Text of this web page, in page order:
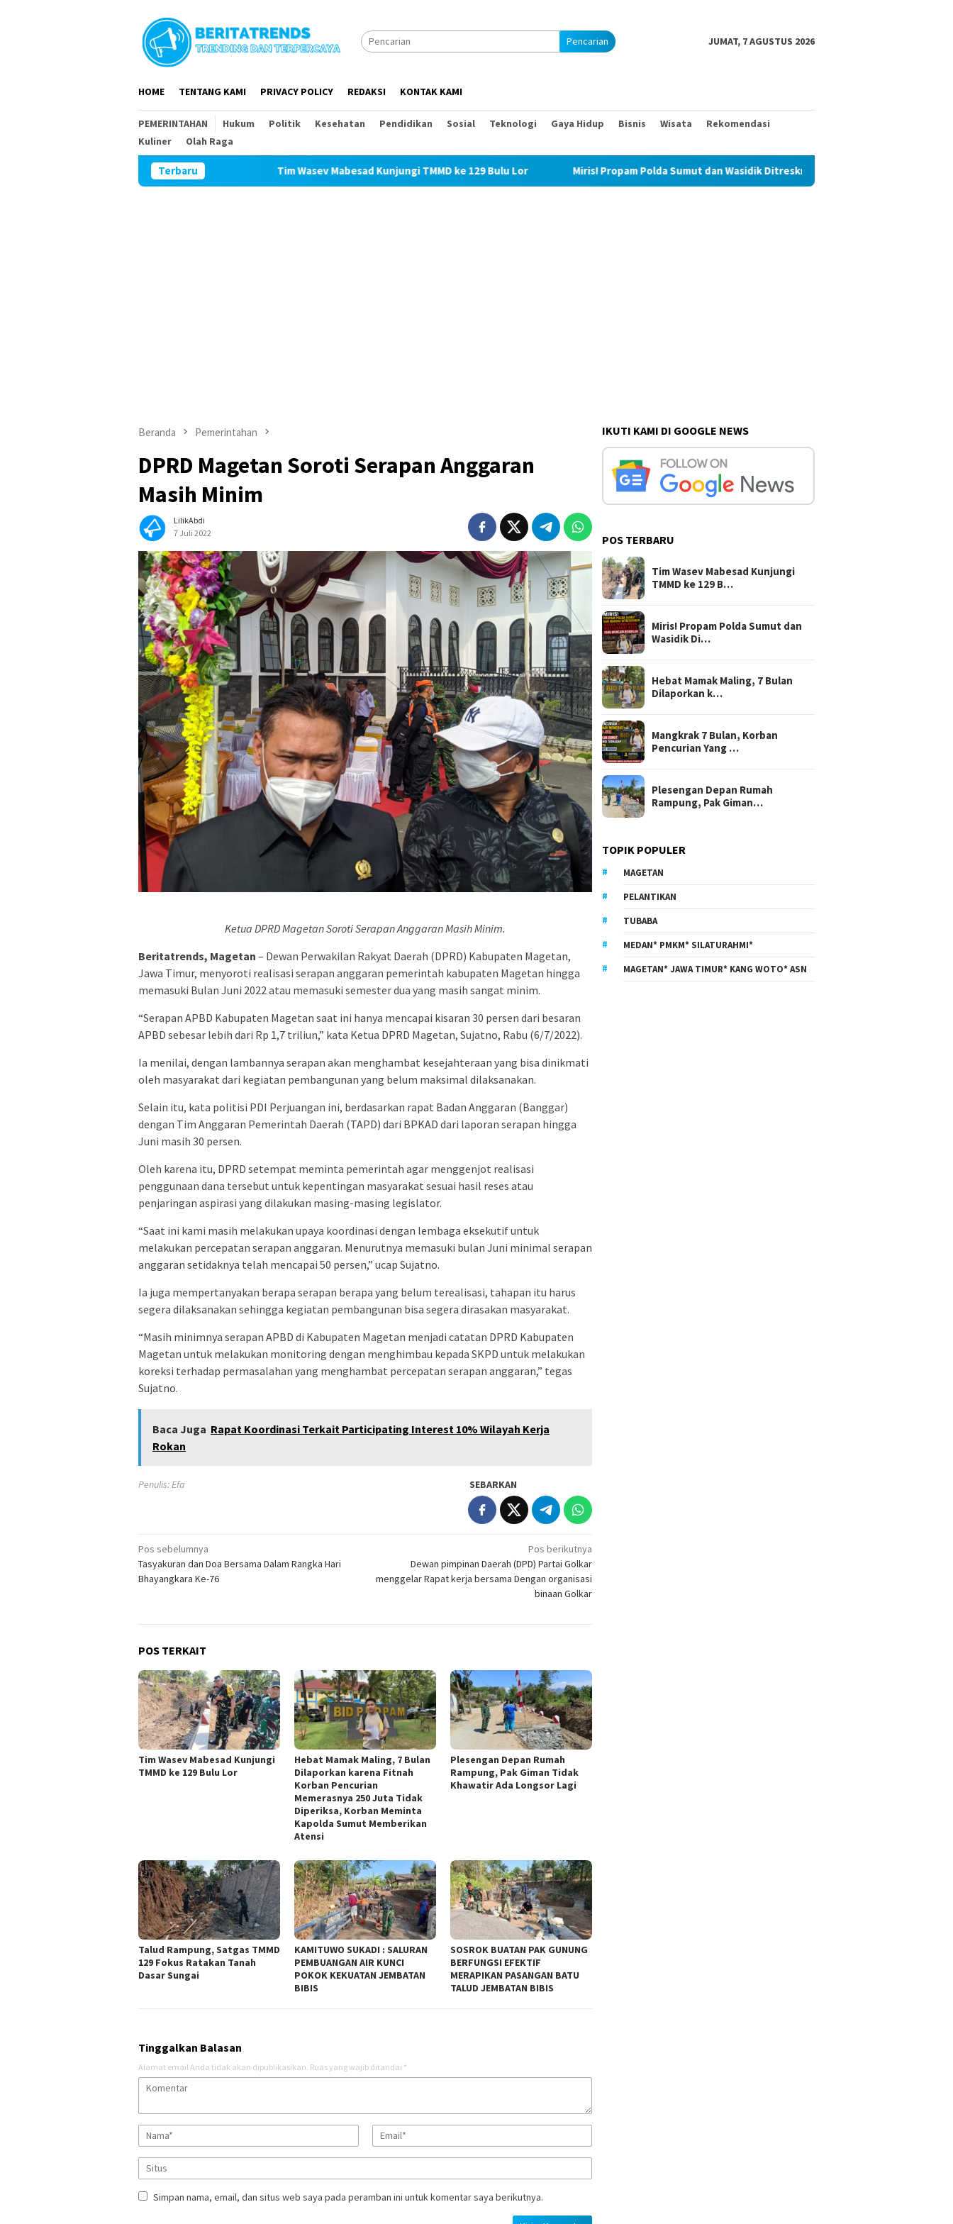
Pencarian JUMAT, 7 AGUSTUS 2026
HOME TENTANG KAMI PRIVACY POLICY REDAKSI KONTAK KAMI
PEMERINTAHAN Hukum Politik Kesehatan Pendidikan Sosial Teknologi Gaya Hidup Bisnis Wisata
Rekomendasi
Kuliner
Olah Raga
Terbaru Tim Wasev Mabesad Kunjungi TMMD ke 129 Bulu Lor Miris! Propam Polda Sumut dan Wasidik Ditreskrimum Diduga Permainkan Masyarakat Kecil
Beranda Pemerintahan
DPRD Magetan Soroti Serapan Anggaran
Masih Minim
LilikAbdi
7 Juli 2022
Ketua DPRD Magetan Soroti Serapan Anggaran Masih Minim.
Beritatrends, Magetan – Dewan Perwakilan Rakyat Daerah (DPRD) Kabupaten Magetan,
Jawa Timur, menyoroti realisasi serapan anggaran pemerintah kabupaten Magetan hingga
memasuki Bulan Juni 2022 atau memasuki semester dua yang masih sangat minim.
“Serapan APBD Kabupaten Magetan saat ini hanya mencapai kisaran 30 persen dari besaran
APBD sebesar lebih dari Rp 1,7 triliun,” kata Ketua DPRD Magetan, Sujatno, Rabu (6/7/2022).
Ia menilai, dengan lambannya serapan akan menghambat kesejahteraan yang bisa dinikmati
oleh masyarakat dari kegiatan pembangunan yang belum maksimal dilaksanakan.
Selain itu, kata politisi PDI Perjuangan ini, berdasarkan rapat Badan Anggaran (Banggar)
dengan Tim Anggaran Pemerintah Daerah (TAPD) dari BPKAD dari laporan serapan hingga
Juni masih 30 persen.
Oleh karena itu, DPRD setempat meminta pemerintah agar menggenjot realisasi
penggunaan dana tersebut untuk kepentingan masyarakat sesuai hasil reses atau
penjaringan aspirasi yang dilakukan masing-masing legislator.
“Saat ini kami masih melakukan upaya koordinasi dengan lembaga eksekutif untuk
melakukan percepatan serapan anggaran. Menurutnya memasuki bulan Juni minimal serapan
anggaran setidaknya telah mencapai 50 persen,” ucap Sujatno.
Ia juga mempertanyakan berapa serapan berapa yang belum terealisasi, tahapan itu harus
segera dilaksanakan sehingga kegiatan pembangunan bisa segera dirasakan masyarakat.
“Masih minimnya serapan APBD di Kabupaten Magetan menjadi catatan DPRD Kabupaten
Magetan untuk melakukan monitoring dengan menghimbau kepada SKPD untuk melakukan
koreksi terhadap permasalahan yang menghambat percepatan serapan anggaran,” tegas
Sujatno.
Baca Juga Rapat Koordinasi Terkait Participating Interest 10% Wilayah Kerja
Rokan
Penulis: Efa SEBARKAN
Navigasi
pos
Pos sebelumnya
Tasyakuran dan Doa Bersama Dalam Rangka Hari
Bhayangkara Ke-76
Pos berikutnya
Dewan pimpinan Daerah (DPD) Partai Golkar
menggelar Rapat kerja bersama Dengan organisasi
binaan Golkar
POS TERKAIT
Tim Wasev Mabesad Kunjungi
TMMD ke 129 Bulu Lor
Hebat Mamak Maling, 7 Bulan
Dilaporkan karena Fitnah
Korban Pencurian
Memerasnya 250 Juta Tidak
Diperiksa, Korban Meminta
Kapolda Sumut Memberikan
Atensi
Plesengan Depan Rumah
Rampung, Pak Giman Tidak
Khawatir Ada Longsor Lagi
Talud Rampung, Satgas TMMD
129 Fokus Ratakan Tanah
Dasar Sungai
KAMITUWO SUKADI : SALURAN
PEMBUANGAN AIR KUNCI
POKOK KEKUATAN JEMBATAN
BIBIS
SOSROK BUATAN PAK GUNUNG
BERFUNGSI EFEKTIF
MERAPIKAN PASANGAN BATU
TALUD JEMBATAN BIBIS
Tinggalkan Balasan
Alamat email Anda tidak akan dipublikasikan. Ruas yang wajib ditandai *
Simpan nama, email, dan situs web saya pada peramban ini untuk komentar saya berikutnya.
IKUTI KAMI DI GOOGLE NEWS
POS TERBARU
Tim Wasev Mabesad Kunjungi
TMMD ke 129 B…
Miris! Propam Polda Sumut dan
Wasidik Di…
Hebat Mamak Maling, 7 Bulan
Dilaporkan k…
Mangkrak 7 Bulan, Korban
Pencurian Yang …
Plesengan Depan Rumah
Rampung, Pak Giman…
TOPIK POPULER
MAGETAN
PELANTIKAN
TUBABA
MEDAN* PMKM* SILATURAHMI*
MAGETAN* JAWA TIMUR* KANG WOTO* ASN